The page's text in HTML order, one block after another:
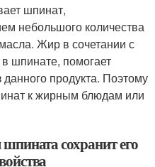
шпинат,
небольшого количества
Жир в сочетании с
шпинате, помогает
продукта. Поэтому
к жирным блюдам или
сохранит его